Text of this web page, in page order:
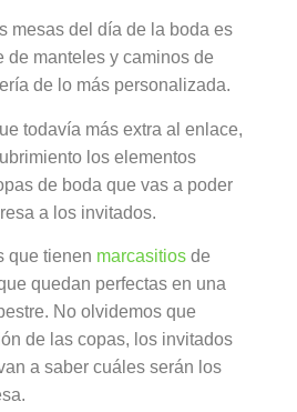
mesas del día de la boda es
de manteles y caminos de
de lo más personalizada.
todavía más extra al enlace,
los elementos
de boda que vas a poder
a los invitados.
que tienen marcasitios de
quedan perfectas en una
No olvidemos que
de las copas, los invitados
a saber cuáles serán los